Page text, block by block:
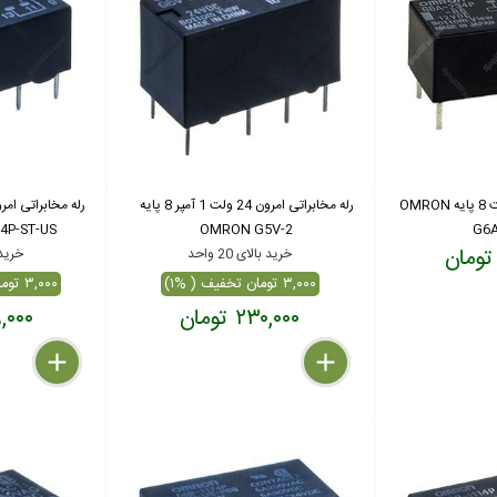
رله مخابراتی امرون 12ولت 8 پایه OMRON
رله مخابراتی امرون 24 ولت 1 آمپر 8 پایه
OMRON G5V-2
خرید بالای 20 واحد
۳,۰۰۰ تومان تخفیف ( %۱)
۲۳۰,۰۰۰ تومان
delete
remove
add
ST-US
خرید
۳,۰۰۰ تومان تخفیف ( %۰.۴۰)
delete
remove
add